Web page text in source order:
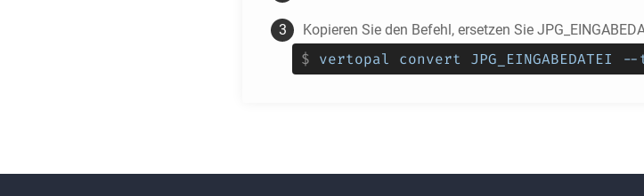
Kopieren Sie den Befehl, ersetzen Sie
$ vertopal convert JPG_EINGABEDATEI